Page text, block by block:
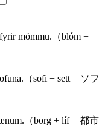
fyrir mömmu.（blóm +
（sofi + sett = ソフ
（borg + líf = 都市